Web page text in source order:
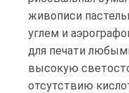
живописи
углем и
для печати
высокую
отсутствию